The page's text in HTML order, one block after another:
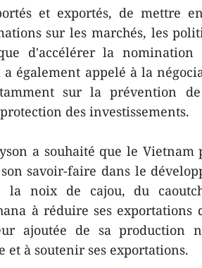
et exportés, de mettre
sur les marchés, les
d'accélérer la nomination
également appelé à la
sur la prévention
des investissements.
a souhaité que le Vietnam
savoir-faire dans le
noix de cajou, du
à réduire ses exportations
ajoutée de sa production
à soutenir ses exportations.